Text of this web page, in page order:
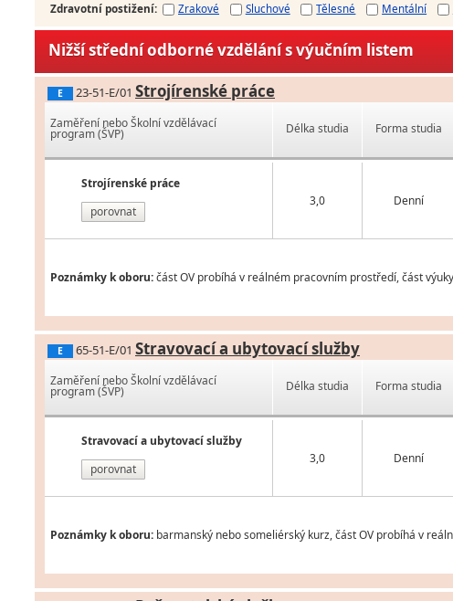
Zdravotní postižení: Zrakové Sluchové Tělesné Mentální
Nižší střední odborné vzdělání s výučním listem
E 23-51-E/01 Strojírenské práce
Zaměření nebo Školní vzdělávací
program (ŠVP)
Strojírenské práce
porovnat
Délka studia Forma studia
3,0 Denní
Poznámky k oboru:část OV probíhá v reálném pracovním prostředí, část
E 65-51-E/01 Stravovací a ubytovací služby
Zaměření nebo Školní vzdělávací
program (ŠVP)
Stravovací a ubytovací služby
porovnat
Délka studia Forma studia
3,0 Denní
Poznámky k oboru: barmanský nebo someliérský kurz, část OV probíhá v